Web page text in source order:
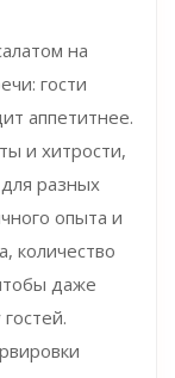
на
гости
аппетитнее.
и хитрости,
для разных
опыта и
количество
даже